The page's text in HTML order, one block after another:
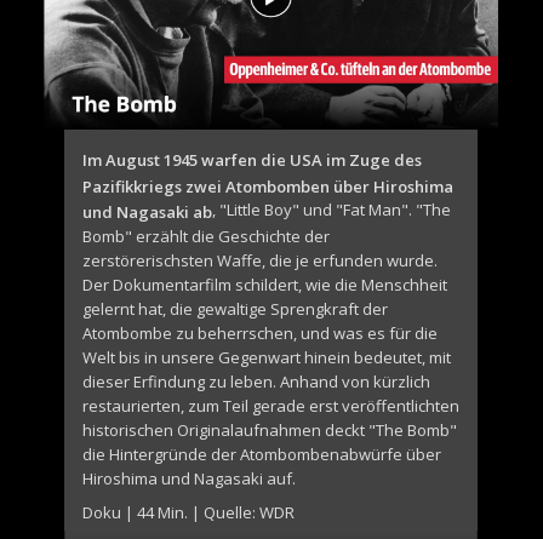
Im August 1945 warfen die USA im Zuge des
Pazifikkriegs zwei Atombomben über Hiroshima
und Nagasaki ab, "Little Boy" und "Fat Man". "The
Bomb" erzählt die Geschichte der
zerstörerischsten Waffe, die je erfunden wurde.
Der Dokumentarfilm schildert, wie die Menschheit
gelernt hat, die gewaltige Sprengkraft der
Atombombe zu beherrschen, und was es für die
Welt bis in unsere Gegenwart hinein bedeutet, mit
dieser Erfindung zu leben. Anhand von kürzlich
restaurierten, zum Teil gerade erst veröffentlichten
historischen Originalaufnahmen deckt "The Bomb"
die Hintergründe der Atombombenabwürfe über
Hiroshima und Nagasaki auf.
Doku | 44 Min. | Quelle: WDR